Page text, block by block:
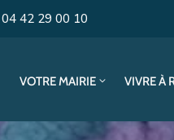
04 42 29 00 10
VOTRE MAIRIE VIVRE À